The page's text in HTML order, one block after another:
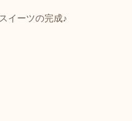
イーツの完成♪